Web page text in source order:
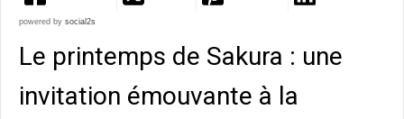
powered by social2s
Le printemps de Sakura : une
invitation émouvante à la